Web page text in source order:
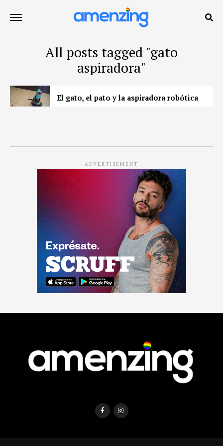
All posts tagged "gato
aspiradora"
El gato, el pato y la aspiradora robótica
ADVERTISEMENT